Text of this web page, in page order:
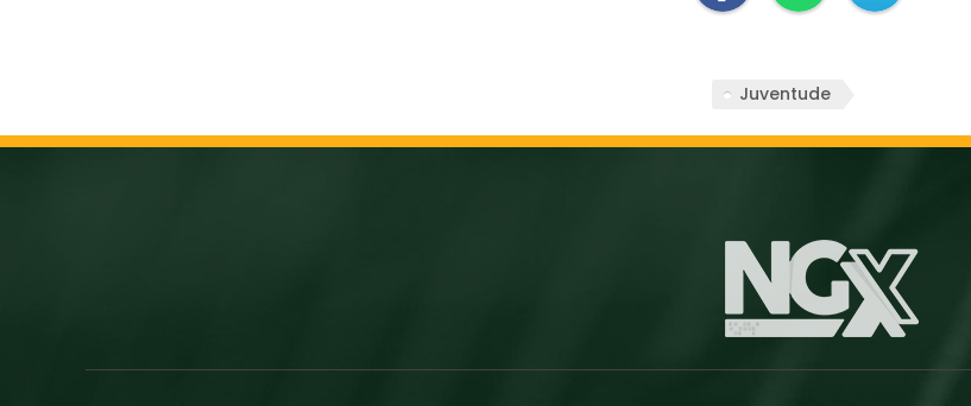
Juventude